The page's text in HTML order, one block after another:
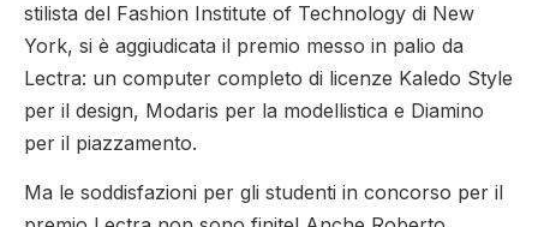
stilista del Fashion Institute of Technology di New
York, si è aggiudicata il premio messo in palio da
Lectra: un computer completo di licenze Kaledo Style
per il design, Modaris per la modellistica e Diamino
per il piazzamento.
Ma le soddisfazioni per gli studenti in concorso per il